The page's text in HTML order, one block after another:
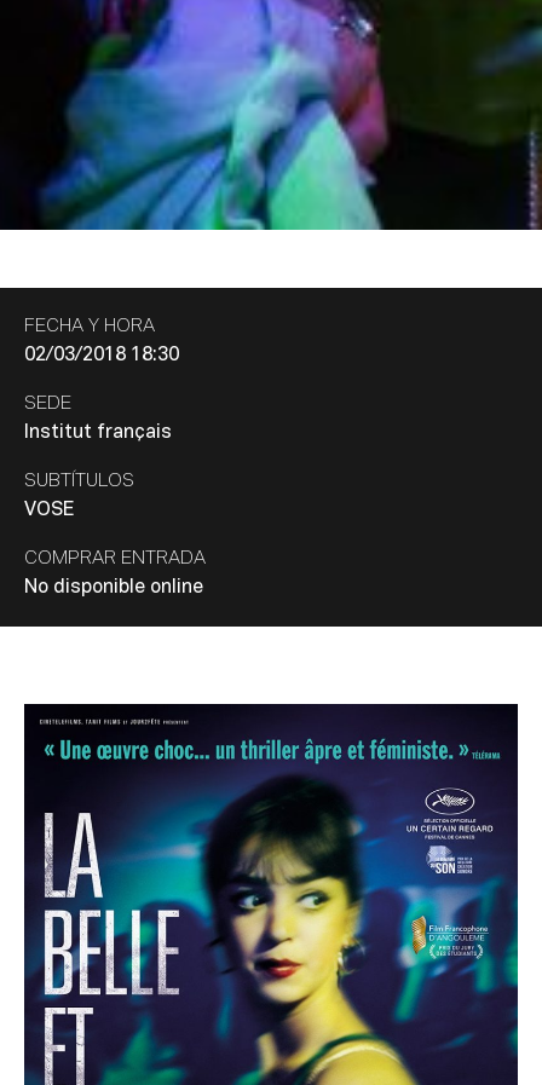
FECHA Y HORA
02/03/2018 18:30
SEDE
Institut français
SUBTÍTULOS
VOSE
COMPRAR ENTRADA
No disponible online